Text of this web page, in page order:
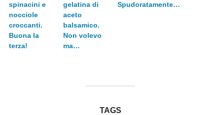
spinacini e
nocciole
croccanti.
Buona la
terza!
gelatina di
aceto
balsamico.
Non volevo
ma…
Spudoratamente…
TAGS